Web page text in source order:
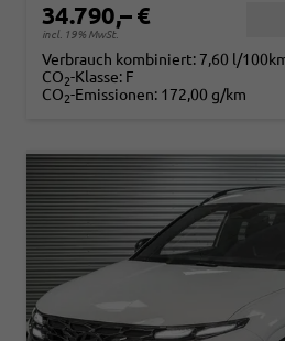
34.790,– €
incl. 19% MwSt.
Verbrauch kombiniert: 7,60 l/
CO2-Klasse: F
CO2-Emissionen: 172,00 g/km